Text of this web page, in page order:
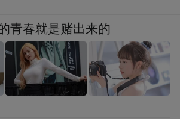
青春就是赌出来的